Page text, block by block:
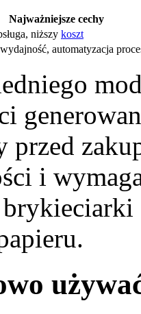
Najważniejsze cechy
niższy koszt
automatyzacja
przed
i